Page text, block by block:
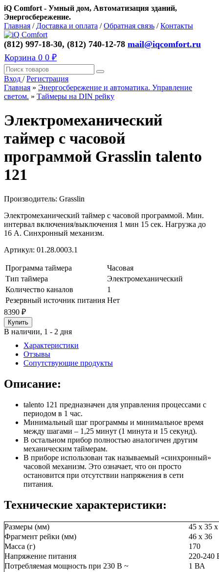
iQ Comfort - Умный дом, Автоматизация зданий,
Энергосбережение.
Главная / Доставка и оплата /Обратная связь /Контакты
(812) 997-18-30, (812) 740-12-78 mail@iqcomfort.ru
Корзина 0 0 ₽
Вход /Регистрация
Главная » Энергосбережение и автоматика. Управление
светом. » Таймеры на DIN рейку
Электромеханический
таймер с часовой
программой Grasslin talento
121
Производитель: Grasslin
Электромеханический таймер с часовой программой. Мин.
интервал включения/выключения 1 мин 15 сек. Нагрузка до
16 А. Синхронный механизм.
Артикул: 01.28.0003.1
Программа таймера
Часовая
Тип таймера
Электромеханический
Количество каналов
1
Резервный источник питания Нет
8390 ₽
В наличии, 1 - 2 дня
Характеристики
Отзывы
Сопутствующие продукты
Описание:
talento 121 предназначен для управления процессами с
периодом в 1 час.
Минимальный шаг программы и минимальное время
между шагами – 1,25 минут (1 минута и 15 секунд).
В остальном прибор полностью аналогичен другим
механическим таймерам.
В приборе использован так называемый «синхронный»
часовой механизм. Это означает, что он просто
остановится при отсутствии напряжения в сети
питания.
Технические характеристики:
Размеры (мм)
45 x 35
Фрагмент рейки (мм)
46 x 36
Масса (г)
170
Напряжение питания
220-240
Потребляемая мощность при 230 В ~
1 ВА